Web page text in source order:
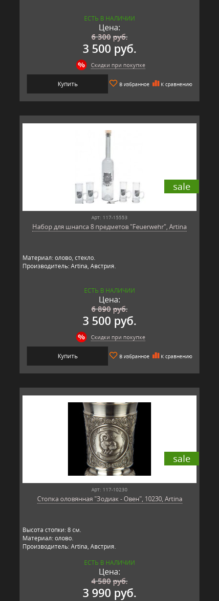
ЕСТЬ В НАЛИЧИИ
Цена:
6 300руб.
3 500 руб.
Скидки при покупке
Купить В избранное К сравнению
sale
Арт: 117-15553
Набор для шнапса 8 предметов "Feuerwehr", Artina
Материал: олово, стекло.
Производитель: Artina, Австрия.
ЕСТЬ В НАЛИЧИИ
Цена:
6 890руб.
3 500 руб.
Скидки при покупке
Купить В избранное К сравнению
sale
Арт: 117-10230
Стопка оловянная "Зодиак - Овен", 10230, Artina
Высота стопки: 8 см.
Материал: олово.
Производитель: Artina, Австрия.
ЕСТЬ В НАЛИЧИИ
Цена:
4 580руб.
3 990 руб.